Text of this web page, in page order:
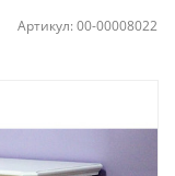
Артикул:00-00008022